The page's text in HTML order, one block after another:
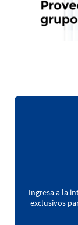
Ingresa a la
exclusivos